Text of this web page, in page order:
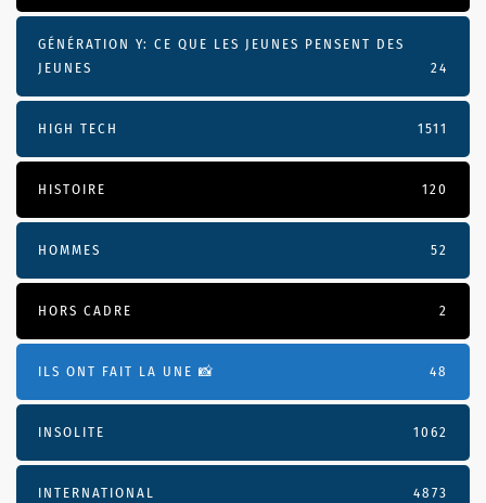
GÉNÉRATION Y: CE QUE LES JEUNES PENSENT DES
JEUNES
24
HIGH TECH 1511
HISTOIRE 120
HOMMES 52
HORS CADRE 2
ILS ONT FAIT LA UNE 📸 48
INSOLITE 1062
INTERNATIONAL 4873